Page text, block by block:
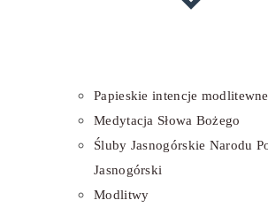
Papieskie intencje modlitewne
Medytacja Słowa Bożego
Śluby Jasnogórskie Narodu
Jasnogórski
Modlitwy